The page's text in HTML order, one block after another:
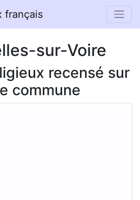
français
sur-Voire
recensé sur
commune